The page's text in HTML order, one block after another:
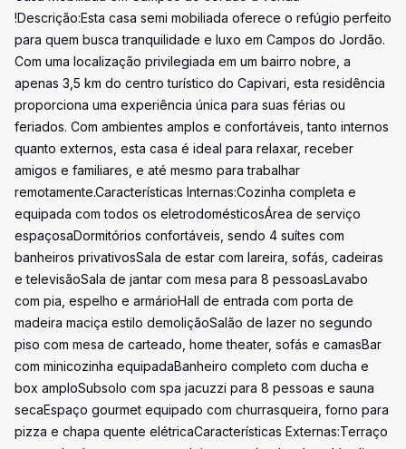
!Descrição:Esta casa semi mobiliada oferece o refúgio perfeito
para quem busca tranquilidade e luxo em Campos do Jordão.
Com uma localização privilegiada em um bairro nobre, a
apenas 3,5 km do centro turístico do Capivari, esta residência
proporciona uma experiência única para suas férias ou
feriados. Com ambientes amplos e confortáveis, tanto internos
quanto externos, esta casa é ideal para relaxar, receber
amigos e familiares, e até mesmo para trabalhar
remotamente.Características Internas:Cozinha completa e
equipada com todos os eletrodomésticosÁrea de serviço
espaçosaDormitórios confortáveis, sendo 4 suítes com
banheiros privativosSala de estar com lareira, sofás, cadeiras
e televisãoSala de jantar com mesa para 8 pessoasLavabo
com pia, espelho e armárioHall de entrada com porta de
madeira maciça estilo demoliçãoSalão de lazer no segundo
piso com mesa de carteado, home theater, sofás e camasBar
com minicozinha equipadaBanheiro completo com ducha e
box amploSubsolo com spa jacuzzi para 8 pessoas e sauna
secaEspaço gourmet equipado com churrasqueira, forno para
pizza e chapa quente elétricaCaracterísticas Externas:Terraço